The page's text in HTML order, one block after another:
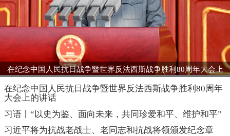
在纪念中国人民抗日战争暨世界反法西斯战争胜利80周年大会上
的讲话
在纪念中国人民抗日战争暨世界反法西斯战争胜利80周年
大会上的讲话
习语丨“以史为鉴、面向未来，共同珍爱和平、维护和平”
习近平将为抗战老战士、老同志和抗战将领颁发纪念章